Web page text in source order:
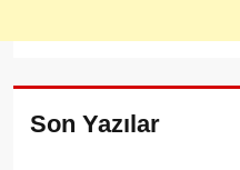
Son Yazılar